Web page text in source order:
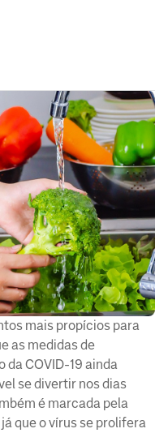
mais propícios para
as medidas de
da COVID-19 ainda
se divertir nos dias
é marcada pela
que o vírus se prolifera